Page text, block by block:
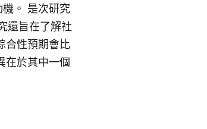
。 是次研究
還旨在了解社
合性預期會比
在於其中一個